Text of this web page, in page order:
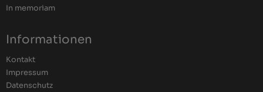
In memoriam
Informationen
Kontakt
Impressum
Datenschutz